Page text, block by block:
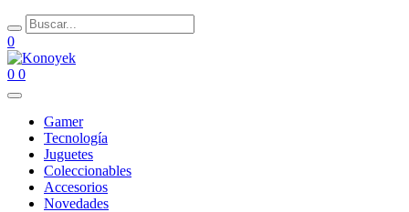
0
0 0
Gamer
Tecnología
Juguetes
Coleccionables
Accesorios
Novedades